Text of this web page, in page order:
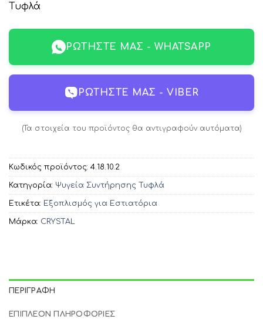
Τυφλά
ΡΩΤΉΣΤΕ ΜΑΣ - WHATSAPP
ΡΩΤΉΣΤΕ ΜΑΣ - VIBER
(Τα στοιχεία του προϊόντος θα αντιγραφούν αυτόματα)
Κωδικός προϊόντος: 4.18.10.2
Κατηγορία: Ψυγεία Συντήρησης Τυφλά
Ετικέτα: Εξοπλισμός για Εστιατόρια
Μάρκα: CRYSTAL
ΠΕΡΙΓΡΑΦΉ
ΕΠΙΠΛΈΟΝ ΠΛΗΡΟΦΟΡΊΕΣ